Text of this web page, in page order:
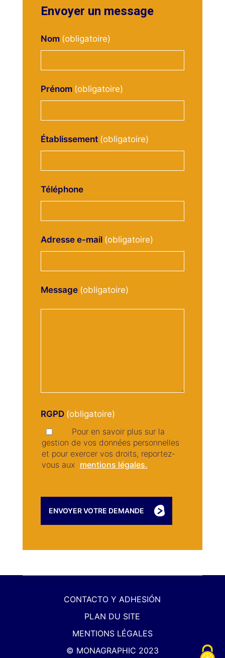
Envoyer un message
Nom
Prénom
Établissement
Téléphone
Adresse e-mail
Message
RGPD
Pour en savoir plus sur la
gestion de vos données personnelles
et pour exercer vos droits, reportez-
vous aux mentions légales.
CONTACTO Y ADHESIÓN
PLAN DU SITE
MENTIONS LÉGALES
© MONAGRAPHIC 2023